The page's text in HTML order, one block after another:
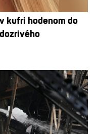
kufri hodenom do